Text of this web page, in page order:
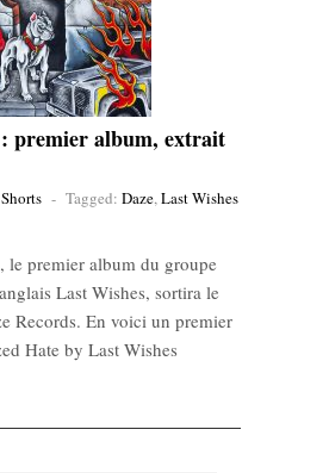
premier album, extrait
Shorts - Tagged: Daze,Last Wishes
le premier album du groupe
Last Wishes, sortira le
Records. En voici un premier
Hate by Last Wishes